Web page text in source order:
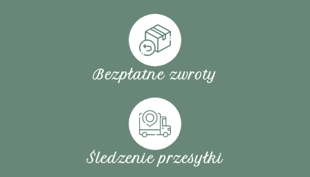
Bezpłatne zwroty
Śledzenie przesyłki